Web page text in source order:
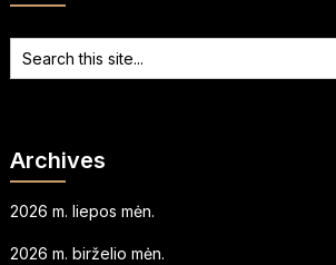
Archives
2026 m. liepos mėn.
2026 m. birželio mėn.